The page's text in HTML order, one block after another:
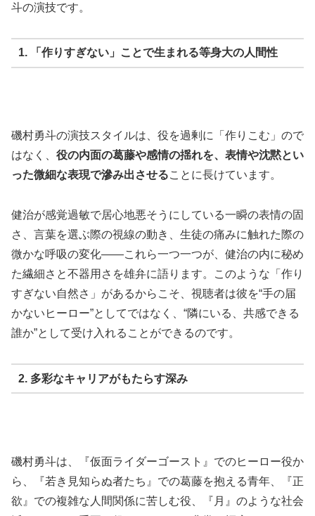
斗の演技です。
1. 「作りすぎない」ことで生まれる等身大の人間性
磯村勇斗の演技スタイルは、役を過剰に「作りこむ」ので
はなく、 役の内面の葛藤や感情の揺れを、表情や沈黙とい
った微細な表現で滲み出させることに長けています。
健治が感覚過敏で居心地悪そうにしている一瞬の表情の固
さ、言葉を選ぶ際の視線の動き、生徒の痛みに触れた際の
微かな呼吸の変化——これら一つ一つが、健治の内に秘め
た繊細さと不器用さを雄弁に語ります。このような「作り
すぎない自然さ」があるからこそ、視聴者は彼を“手の届
かないヒーロー”としてではなく、“隣にいる、共感できる
誰か”として受け入れることができるのです。
2. 多彩なキャリアがもたらす深み
磯村勇斗は、『仮面ライダーゴースト』でのヒーロー役か
ら、『若き見知らぬ者たち』での葛藤を抱える青年、『正
欲』での複雑な人間関係に苦しむ役、『月』のような社会